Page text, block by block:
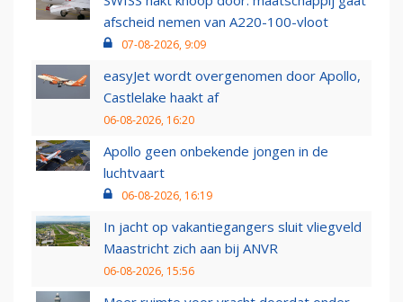
afscheid nemen van A220-100-vloot
07-08-2026, 9:09
easyJet wordt overgenomen door Apollo,
Castlelake haakt af
06-08-2026, 16:20
Apollo geen onbekende jongen in de
luchtvaart
06-08-2026, 16:19
In jacht op vakantiegangers sluit vliegveld
Maastricht zich aan bij ANVR
06-08-2026, 15:56